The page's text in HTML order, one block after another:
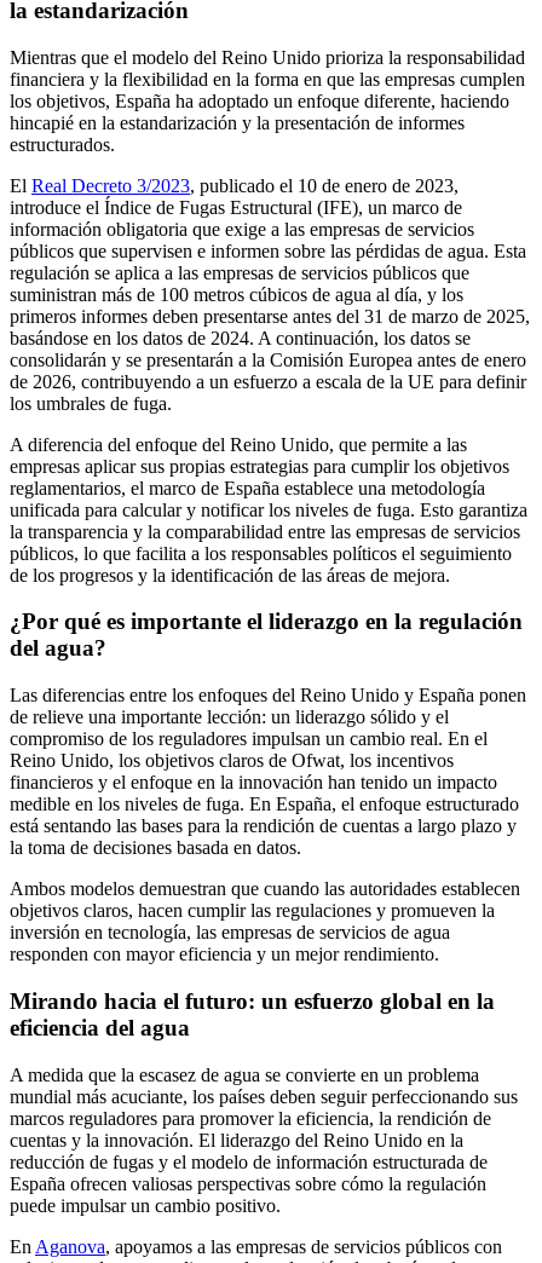
la estandarización
Mientras que el modelo del Reino Unido prioriza la responsabilidad
financiera y la flexibilidad en la forma en que las empresas cumplen
los objetivos, España ha adoptado un enfoque diferente, haciendo
hincapié en la estandarización y la presentación de informes
estructurados.
El Real Decreto 3/2023, publicado el 10 de enero de 2023,
introduce el Índice de Fugas Estructural (IFE), un marco de
información obligatoria que exige a las empresas de servicios
públicos que supervisen e informen sobre las pérdidas de agua. Esta
regulación se aplica a las empresas de servicios públicos que
suministran más de 100 metros cúbicos de agua al día, y los
primeros informes deben presentarse antes del 31 de marzo de 2025,
basándose en los datos de 2024. A continuación, los datos se
consolidarán y se presentarán a la Comisión Europea antes de enero
de 2026, contribuyendo a un esfuerzo a escala de la UE para definir
los umbrales de fuga.
A diferencia del enfoque del Reino Unido, que permite a las
empresas aplicar sus propias estrategias para cumplir los objetivos
reglamentarios, el marco de España establece una metodología
unificada para calcular y notificar los niveles de fuga. Esto garantiza
la transparencia y la comparabilidad entre las empresas de servicios
públicos, lo que facilita a los responsables políticos el seguimiento
de los progresos y la identificación de las áreas de mejora.
¿Por qué es importante el liderazgo en la regulación
del agua?
Las diferencias entre los enfoques del Reino Unido y España ponen
de relieve una importante lección: un liderazgo sólido y el
compromiso de los reguladores impulsan un cambio real. En el
Reino Unido, los objetivos claros de Ofwat, los incentivos
financieros y el enfoque en la innovación han tenido un impacto
medible en los niveles de fuga. En España, el enfoque estructurado
está sentando las bases para la rendición de cuentas a largo plazo y
la toma de decisiones basada en datos.
Ambos modelos demuestran que cuando las autoridades establecen
objetivos claros, hacen cumplir las regulaciones y promueven la
inversión en tecnología, las empresas de servicios de agua
responden con mayor eficiencia y un mejor rendimiento.
Mirando hacia el futuro: un esfuerzo global en la
eficiencia del agua
A medida que la escasez de agua se convierte en un problema
mundial más acuciante, los países deben seguir perfeccionando sus
marcos reguladores para promover la eficiencia, la rendición de
cuentas y la innovación. El liderazgo del Reino Unido en la
reducción de fugas y el modelo de información estructurada de
España ofrecen valiosas perspectivas sobre cómo la regulación
puede impulsar un cambio positivo.
En Aganova, apoyamos a las empresas de servicios públicos con